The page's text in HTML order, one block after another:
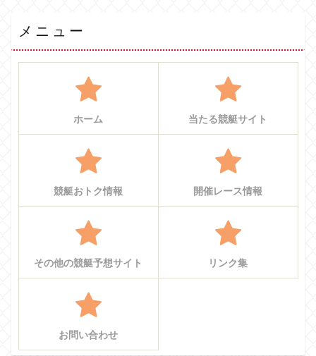
メニュー
ホーム 当たる競艇サイト
競艇おトク情報 開催レース情報
その他の競艇予想サイト リンク集
お問い合わせ